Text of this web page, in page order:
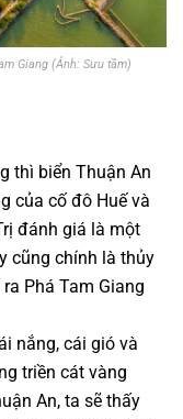
Giang (Ảnh: Sưu tầm)
thì biển Thuận An
của cố đô Huế và
đánh giá là một
cũng chính là thủy
Phá Tam Giang
nắng, cái gió và
triền cát vàng
An, ta sẽ thấy